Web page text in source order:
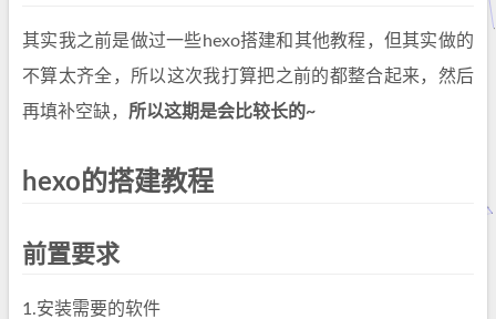
其实我之前是做过一些hexo搭建和其他教程，但其实做的
不算太齐全，所以这次我打算把之前的都整合起来，然后
再填补空缺， 所以这期是会比较长的~
hexo的搭建教程
前置要求
1.安装需要的软件